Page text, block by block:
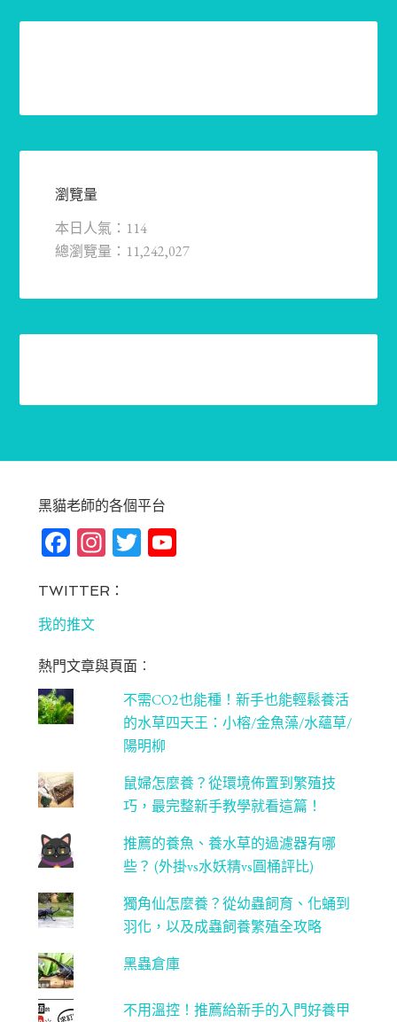
瀏覽量
本日人氣：114
總瀏覽量：11,242,027
黑貓老師的各個平台
Fa
bo
ok
In
ag
m
T Yo
C
ha
n
ne
l
TWITTER：
我的推文
熱門文章與頁面︰
不需CO2也能種！新手也能輕鬆養活
的水草四天王：小榕/金魚藻/水蘊草/
陽明柳
鼠婦怎麼養？從環境佈置到繁殖技
巧，最完整新手教學就看這篇！
推薦的養魚、養水草的過濾器有哪
些？ (外掛vs水妖精vs圓桶評比)
獨角仙怎麼養？從幼蟲飼育、化蛹到
羽化，以及成蟲飼養繁殖全攻略
黑蟲倉庫
不用溫控！推薦給新手的入門好養甲